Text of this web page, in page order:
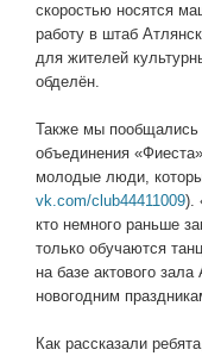
скоростью носятся
работу в штаб
для жителей
обделён.
Также мы пообщались
объединения
молодые люди,
vk.com/club44411009).
кто немного раньше
только обучаются
на базе актового
новогодним
Как рассказали